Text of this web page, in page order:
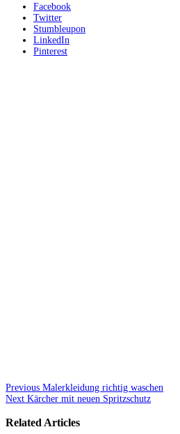
Facebook
Twitter
Stumbleupon
LinkedIn
Pinterest
Previous Malerkleidung richtig waschen
Next Kärcher mit neuen Spritzschutz
Related Articles